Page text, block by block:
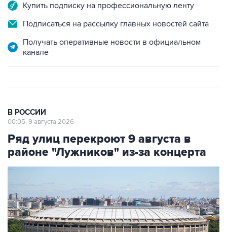
Купить подписку на профессиональную ленту
Подписаться на рассылку главных новостей сайта
Получать оперативные новости в официальном
канале
В РОССИИ
00:05, 9 августа 2026
Ряд улиц перекроют 9 августа в
районе "Лужников" из-за концерта